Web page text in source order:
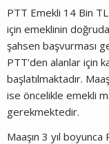
PTT Emekli 14 Bin
için emeklinin
şahsen başvurması
PTT’den alanlar için
başlatılmaktadır.
ise öncelikle emekli
gerekmektedir.
Maaşın 3 yıl boyunca